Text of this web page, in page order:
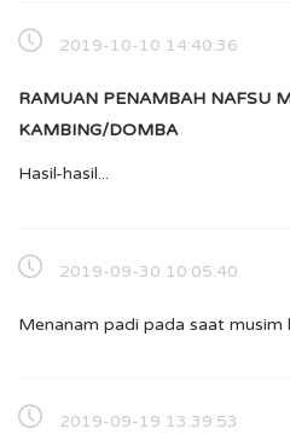
2019-10-10 14:40:36
RAMUAN PENAMBAH NAFSU
KAMBING/DOMBA
Hasil-hasil...
2019-09-30 10:05:40
Menanam padi pada saat musim
2019-09-19 13:39:53